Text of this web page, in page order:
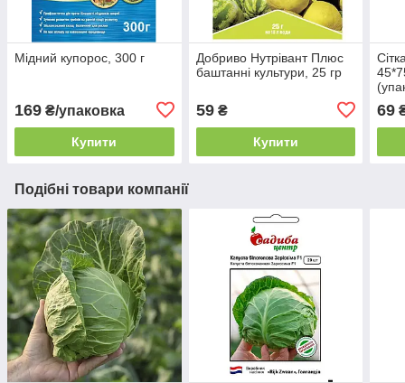
Мідний купорос, 300 г
169 ₴/упаковка
Купити
Добриво Нутрівант Плюс
баштанні культури, 25 гр
59₴
Купити
69
Подібні товари компанії